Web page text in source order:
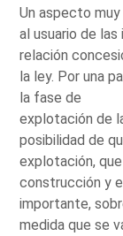
Un aspecto
al usuario de
relación
la ley. Por una
la fase de
explotación de
posibilidad de
explotación,
construcción y
importante,
medida que se